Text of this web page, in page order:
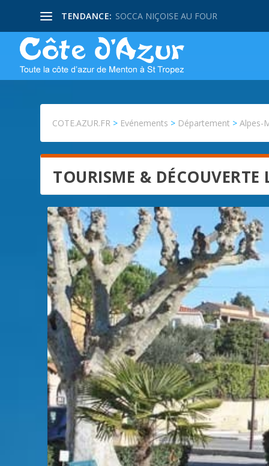
TENDANCE: SOCCA NIÇOISE AU FOUR
COTE.AZUR.FR > Evénements > Département >Alpes-
TOURISME &